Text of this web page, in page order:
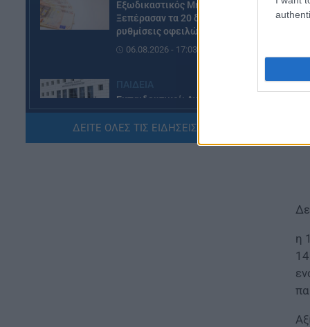
Εξωδικαστικός Μηχανισμός:
Ξεπέρασαν τα 20 δισ. ευρώ οι
ρυθμίσεις οφειλών
06.08.2026 - 17:03
Εκπαιδευτικοί: Ανακλήθηκαν
αποσπάσεις για τα σχολικά έτη
2026-2029
06.08.2026 - 16:03
ΔΕΙΤΕ ΟΛΕΣ ΤΙΣ ΕΙΔΗΣΕΙΣ ΕΔΩ »
η